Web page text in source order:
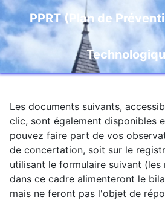
Plan de Prévention
Technologiques
Les documents suivants,
clic, sont également disponibles
pouvez faire part de vos
de concertation, soit sur le
utilisant le formulaire suivant (les
dans ce cadre alimenteront le
mais ne feront pas l'objet de
PPRT (Plan de